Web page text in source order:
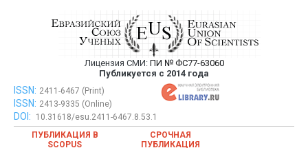
Евразийский Союз Ученых —
публикация научных статей в
ежемесячном научном журнале
Лицензия СМИ: ПИ № ФС77-63060
Публикуется с 2014 года
Евразийский Союз Ученых — публикация научных статей в
ежемесячном научном журнале
ISSN: 2411-6467 (Print)
ISSN: 2413-9335 (Online)
DOI:
10.31618/esu.2411-6467.8.53.1
ПУБЛИКАЦИЯ В
SCOPUS
СРОЧНАЯ
ПУБЛИКАЦИЯ